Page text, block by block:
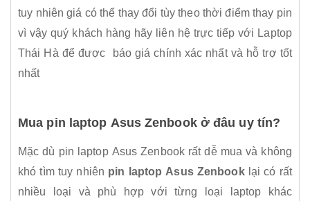
tuy nhiên giá có thể thay đổi tùy theo thời điểm thay pin
vì vậy quý khách hàng hãy liên hệ trực tiếp với Laptop
Thái Hà để được báo giá chính xác nhất và hỗ trợ tốt
nhất
Mua pin laptop Asus Zenbook ở đâu uy tín?
Mặc dù pin laptop Asus Zenbook rất dễ mua và không
khó tìm tuy nhiên pin laptop Asus Zenbooklại có rất
nhiều loại và phù hợp với từng loại laptop khác